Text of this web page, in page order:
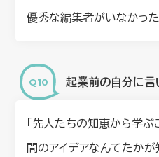
優秀な編集者がいなかった
起業前の自分に言
「先人たちの知恵から学ぶ
間のアイデアなんてたかが